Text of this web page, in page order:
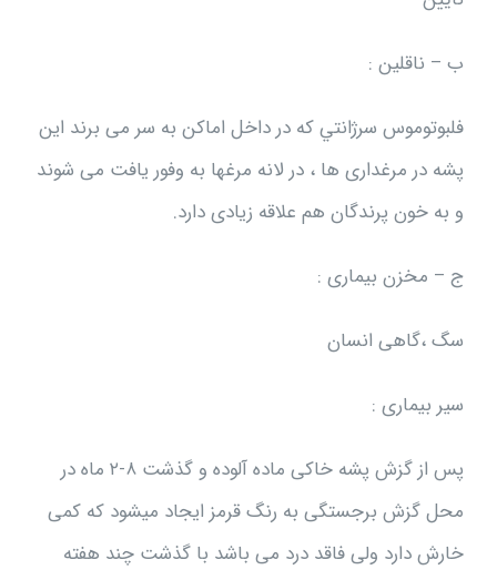
ب – ناقلين :
فلبوتوموس سرژانتي که در داخل اماکن به سر می برند این
پشه در مرغداری ها ، در لانه مرغها به وفور یافت می شوند
و به خون پرندگان هم علاقه زیادی دارد.
ج – مخزن بيماری :
سگ ،گاهی انسان
سیر بیماری :
پس از گزش پشه خاکی ماده آلوده و گذشت ۸-۲ ماه در
محل گزش برجستگی به رنگ قرمز ایجاد میشود که کمی
خارش دارد ولی فاقد درد می باشد با گذشت چند هفته